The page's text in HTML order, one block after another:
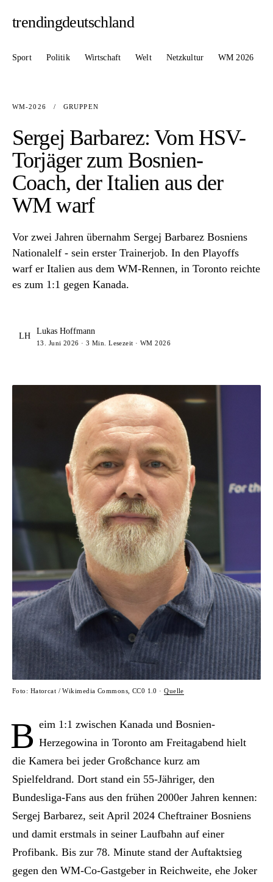
trendingdeutschland
Sport Politik Wirtschaft Welt Netzkultur WM 2026
WM-2026 / GRUPPEN
Sergej Barbarez: Vom HSV-
Torjäger zum Bosnien-
Coach, der Italien aus der
WM warf
Vor zwei Jahren übernahm Sergej Barbarez Bosniens
Nationalelf - sein erster Trainerjob. In den Playoffs
warf er Italien aus dem WM-Rennen, in Toronto reichte
es zum 1:1 gegen Kanada.
LH
Lukas Hoffmann
13. Juni 2026 · 3 Min. Lesezeit · WM 2026
Foto: Hatorcat / Wikimedia Commons, CC0 1.0 ·Quelle
B eim 1:1 zwischen Kanada und Bosnien-
Herzegowina in Toronto am Freitagabend hielt
die Kamera bei jeder Großchance kurz am
Spielfeldrand. Dort stand ein 55-Jähriger, den
Bundesliga-Fans aus den frühen 2000er Jahren kennen:
Sergej Barbarez, seit April 2024 Cheftrainer Bosniens
und damit erstmals in seiner Laufbahn auf einer
Profibank. Bis zur 78. Minute stand der Auftaktsieg
gegen den WM-Co-Gastgeber in Reichweite, ehe Joker